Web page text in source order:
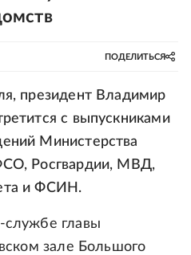
ПОДЕЛИТЬСЯ
президент Владимир
с выпускниками
Министерства
Росгвардии, МВД,
и ФСИН.
службе главы
зале Большого